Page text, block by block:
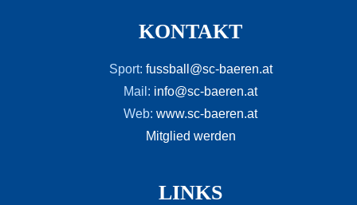
KONTAKT
Sport: fussball@sc-baeren.at
Mail: info@sc-baeren.at
Web: www.sc-baeren.at
Mitglied werden
LINKS